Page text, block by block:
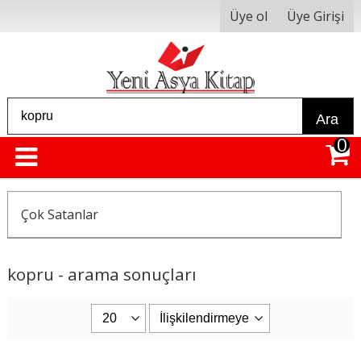
Üye ol Üye Girişi
Ara
0
Çok Satanlar
kopru - arama sonuçları